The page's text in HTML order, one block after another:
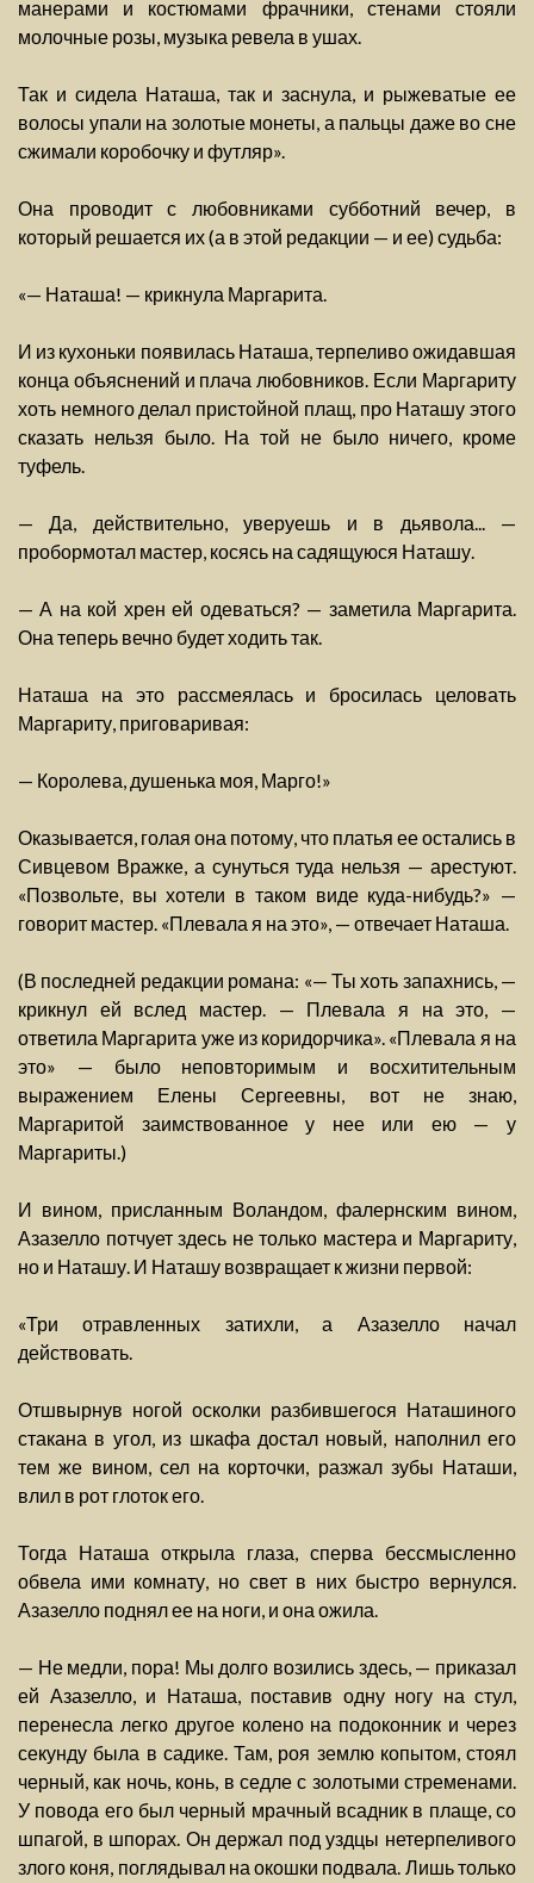
манерами и костюмами фрачники, стенами стояли
молочные розы, музыка ревела в ушах.
Так и сидела Наташа, так и заснула, и рыжеватые ее
волосы упали на золотые монеты, а пальцы даже во сне
сжимали коробочку и футляр».
Она проводит с любовниками субботний вечер, в
который решается их (а в этой редакции — и ее) судьба:
«— Наташа! — крикнула Маргарита.
И из кухоньки появилась Наташа, терпеливо ожидавшая
конца объяснений и плача любовников. Если Маргариту
хоть немного делал пристойной плащ, про Наташу этого
сказать нельзя было. На той не было ничего, кроме
туфель.
— Да, действительно, уверуешь и в дьявола... —
пробормотал мастер, косясь на садящуюся Наташу.
— А на кой хрен ей одеваться? — заметила Маргарита.
Она теперь вечно будет ходить так.
Наташа на это рассмеялась и бросилась целовать
Маргариту, приговаривая:
— Королева, душенька моя, Марго!»
Оказывается, голая она потому, что платья ее остались в
Сивцевом Вражке, а сунуться туда нельзя — арестуют.
«Позвольте, вы хотели в таком виде куда-нибудь?» —
говорит мастер. «Плевала я на это», — отвечает Наташа.
(В последней редакции романа: «— Ты хоть запахнись, —
крикнул ей вслед мастер. — Плевала я на это, —
ответила Маргарита уже из коридорчика». «Плевала я на
это» — было неповторимым и восхитительным
выражением Елены Сергеевны, вот не знаю,
Маргаритой заимствованное у нее или ею — у
Маргариты.)
И вином, присланным Воландом, фалернским вином,
Азазелло потчует здесь не только мастера и Маргариту,
но и Наташу. И Наташу возвращает к жизни первой:
«Три отравленных затихли, а Азазелло начал
действовать.
Отшвырнув ногой осколки разбившегося Наташиного
стакана в угол, из шкафа достал новый, наполнил его
тем же вином, сел на корточки, разжал зубы Наташи,
влил в рот глоток его.
Тогда Наташа открыла глаза, сперва бессмысленно
обвела ими комнату, но свет в них быстро вернулся.
Азазелло поднял ее на ноги, и она ожила.
— Не медли, пора! Мы долго возились здесь, — приказал
ей Азазелло, и Наташа, поставив одну ногу на стул,
перенесла легко другое колено на подоконник и через
секунду была в садике. Там, роя землю копытом, стоял
черный, как ночь, конь, в седле с золотыми стременами.
У повода его был черный мрачный всадник в плаще, со
шпагой, в шпорах. Он держал под уздцы нетерпеливого
злого коня, поглядывал на окошки подвала. Лишь только